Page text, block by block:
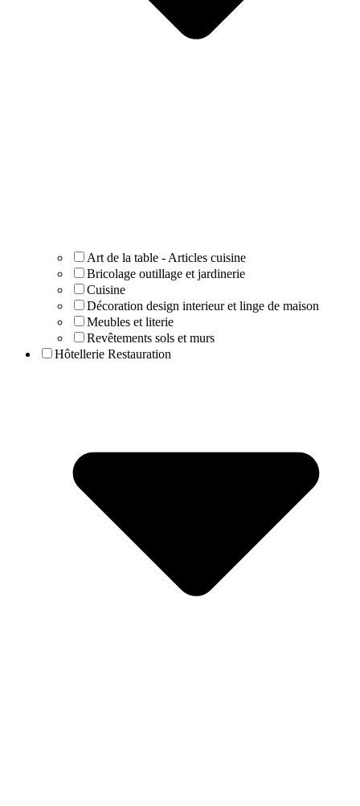
Art de la table - Articles cuisine
Bricolage outillage et jardinerie
Cuisine
Décoration design interieur et linge de maison
Meubles et literie
Revêtements sols et murs
Hôtellerie Restauration